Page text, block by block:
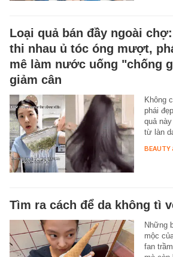
Loại quả bán đầy ngoài
thi nhau ủ tóc óng mượt,
mê làm nước uống "chống
giảm cân
Không
phái
quả
từ làn
BEAUTY
Tìm ra cách để da không tì
Những
mộc
fan